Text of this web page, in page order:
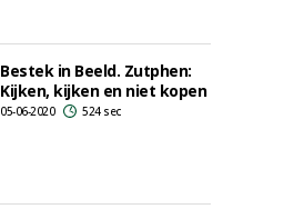
Bestek in Beeld. Zutphen:
Kijken, kijken en niet kopen
05-06-2020 524 sec